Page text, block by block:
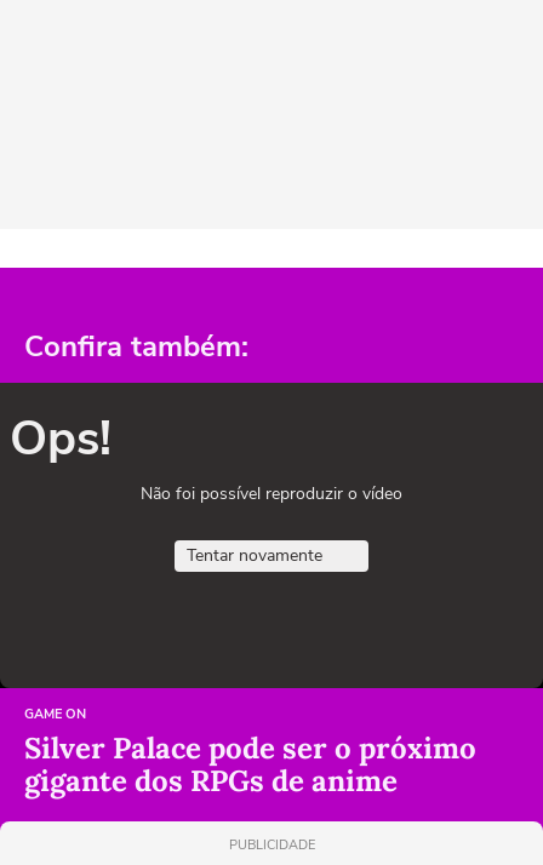
Confira também:
Ops!
Não foi possível reproduzir o vídeo
Tentar novamente
GAME ON
Silver Palace pode ser o próximo
gigante dos RPGs de anime
PUBLICIDADE